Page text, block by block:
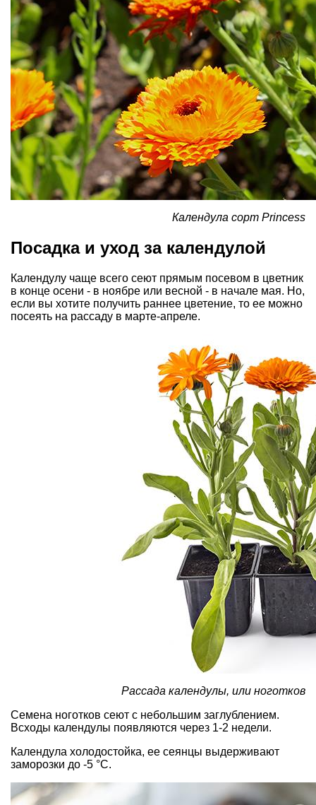
Календула сорт Princess
Посадка и уход за календулой
Календулу чаще всего сеют прямым посевом в цветник
в конце осени - в ноябре или весной - в начале мая. Но,
если вы хотите получить раннее цветение, то ее можно
посеять на рассаду в марте-апреле.
Рассада календулы, или ноготков
Семена ноготков сеют с небольшим заглублением.
Всходы календулы появля­ются через 1-2 недели.
Календула холодостойка, ее сеянцы выдерживают
заморозки до -5 °С.